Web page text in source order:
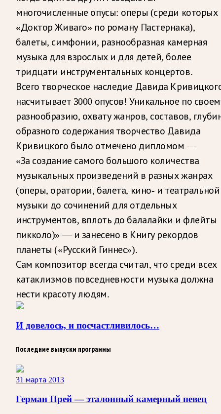
многочисленные опусы: оперы (среди которых
«Доктор Живаго» по роману Пастернака),
балеты, симфонии, разнообразная камерная
музыка для взрослых и для детей, более
тридцати инструментальных концертов.
Всего творческое наследие Давида
насчитывает 3000 опусов! Уникальное по
разнообразию, охвату жанров, составов,
образного содержания творчество Давида
Кривицкого было отмечено дипломом —
«За создание самого большого количества
музыкальных произведений в разных жанрах
(оперы, оратории, балета, кино- и театральной
музыки до сочинений для отдельных
инструментов, вплоть до балалайки и флейты
пикколо)» — и занесено в Книгу рекордов
планеты («Русский Гиннес»).
Сам композитор всегда считал, что среди всех
катаклизмов повседневности музыка должна
нести красоту людям.
И довелось, и посчастливилось…
Последние выпуски программы
31 марта 2013
Герман Прей — эталонный камерный певец